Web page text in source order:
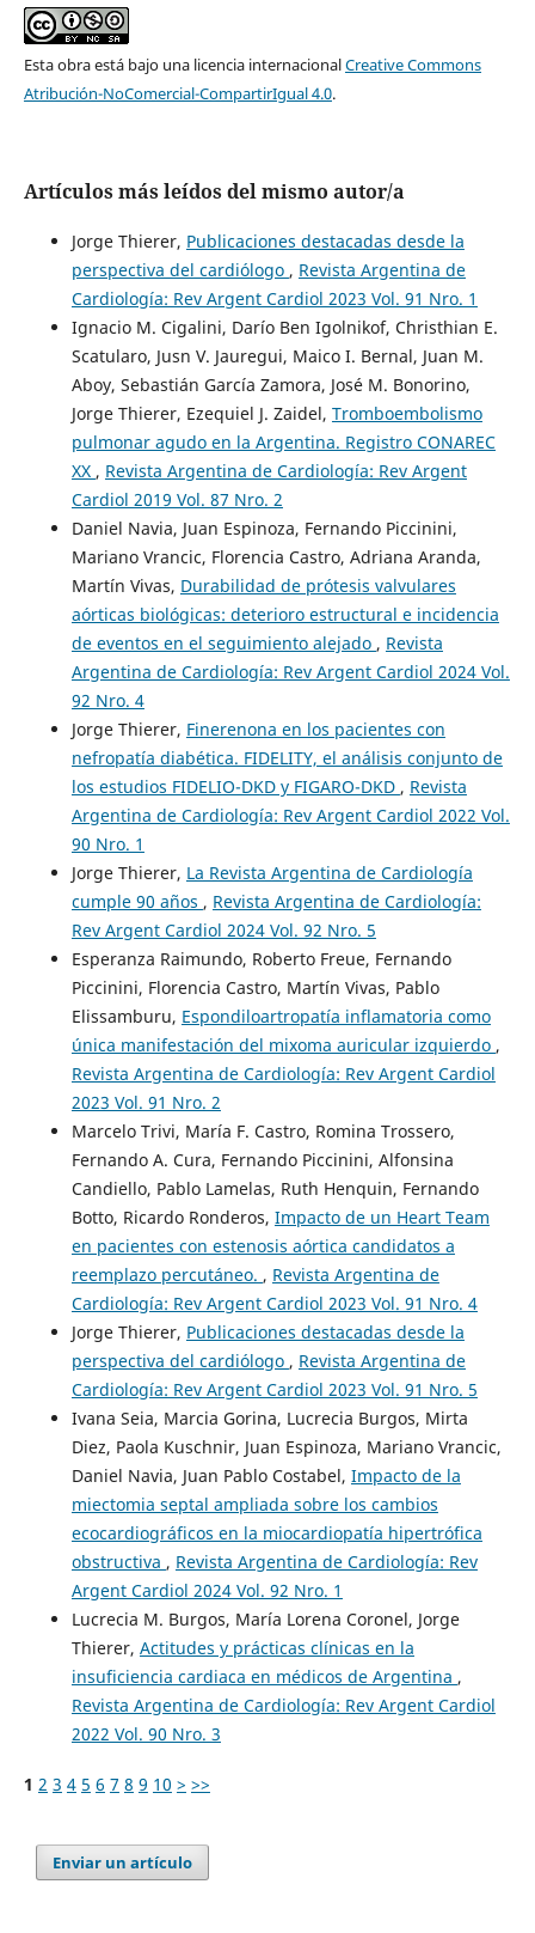
Esta obra está bajo una licencia internacionalCreative Commons
Atribución-NoComercial-CompartirIgual 4.0.
Artículos más leídos del mismo autor/a
Jorge Thierer, Publicaciones destacadas desde la
perspectiva del cardiólogo , Revista Argentina de
Cardiología: Rev Argent Cardiol 2023 Vol. 91 Nro. 1
Ignacio M. Cigalini, Darío Ben Igolnikof, Christhian E.
Scatularo, Jusn V. Jauregui, Maico I. Bernal, Juan M.
Aboy, Sebastián García Zamora, José M. Bonorino,
Jorge Thierer, Ezequiel J. Zaidel, Tromboembolismo
pulmonar agudo en la Argentina. Registro CONAREC
XX , Revista Argentina de Cardiología: Rev Argent
Cardiol 2019 Vol. 87 Nro. 2
Daniel Navia, Juan Espinoza, Fernando Piccinini,
Mariano Vrancic, Florencia Castro, Adriana Aranda,
Martín Vivas, Durabilidad de prótesis valvulares
aórticas biológicas: deterioro estructural e incidencia
de eventos en el seguimiento alejado , Revista
Argentina de Cardiología: Rev Argent Cardiol 2024 Vol.
92 Nro. 4
Jorge Thierer, Finerenona en los pacientes con
nefropatía diabética. FIDELITY, el análisis conjunto de
los estudios FIDELIO-DKD y FIGARO-DKD , Revista
Argentina de Cardiología: Rev Argent Cardiol 2022 Vol.
90 Nro. 1
Jorge Thierer, La Revista Argentina de Cardiología
cumple 90 años , Revista Argentina de Cardiología:
Rev Argent Cardiol 2024 Vol. 92 Nro. 5
Esperanza Raimundo, Roberto Freue, Fernando
Piccinini, Florencia Castro, Martín Vivas, Pablo
Elissamburu, Espondiloartropatía inflamatoria como
única manifestación del mixoma auricular izquierdo ,
Revista Argentina de Cardiología: Rev Argent Cardiol
2023 Vol. 91 Nro. 2
Marcelo Trivi, María F. Castro, Romina Trossero,
Fernando A. Cura, Fernando Piccinini, Alfonsina
Candiello, Pablo Lamelas, Ruth Henquin, Fernando
Botto, Ricardo Ronderos, Impacto de un Heart Team
en pacientes con estenosis aórtica candidatos a
reemplazo percutáneo. , Revista Argentina de
Cardiología: Rev Argent Cardiol 2023 Vol. 91 Nro. 4
Jorge Thierer, Publicaciones destacadas desde la
perspectiva del cardiólogo , Revista Argentina de
Cardiología: Rev Argent Cardiol 2023 Vol. 91 Nro. 5
Ivana Seia, Marcia Gorina, Lucrecia Burgos, Mirta
Diez, Paola Kuschnir, Juan Espinoza, Mariano Vrancic,
Daniel Navia, Juan Pablo Costabel, Impacto de la
miectomia septal ampliada sobre los cambios
ecocardiográficos en la miocardiopatía hipertrófica
obstructiva , Revista Argentina de Cardiología: Rev
Argent Cardiol 2024 Vol. 92 Nro. 1
Lucrecia M. Burgos, María Lorena Coronel, Jorge
Thierer, Actitudes y prácticas clínicas en la
insuficiencia cardiaca en médicos de Argentina ,
Revista Argentina de Cardiología: Rev Argent Cardiol
2022 Vol. 90 Nro. 3
1 2 3 4 5 6 7 8 9 10 > >>
Enviar un artículo